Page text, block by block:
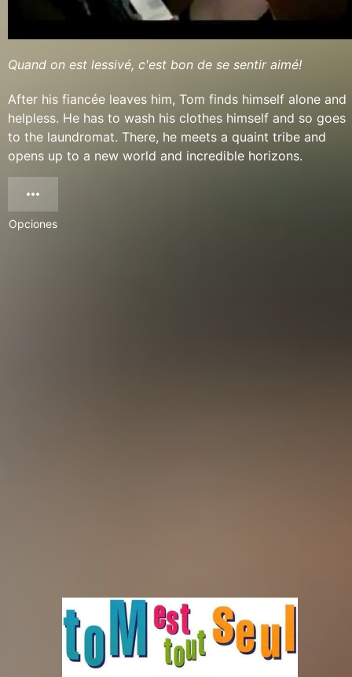
Quand on est lessivé, c'est bon de se sentir aimé!
After his fiancée leaves him, Tom finds himself alone and
helpless. He has to wash his clothes himself and so goes
to the laundromat. There, he meets a quaint tribe and
opens up to a new world and incredible horizons.
Opciones